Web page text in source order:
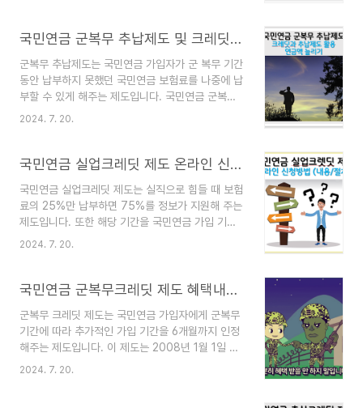
자도 포함됩니다.국민연..
기준) 1인 가구: 2,228,445원2인 가구:
5,729,913원5인 가구: 6,695,735원6인 가구:
7,618,369원 연도별 기준중위소득표기준 중위소
득은 보건복지부장관이 고시하는 국민 가구소득의
중윗값입니다. 복지 정책의 기준으로 활용되며, 매
국민연금 군복무 추납제도 및 크레딧과 추납제도 활용 연금액 2배 늘리기
군복무 추납제도는 국민연금 가입자가 군 복무 기간
동안 납부하지 못했던 국민연금 보험료를 나중에 납
부할 수 있게 해주는 제도입니다. 국민연금 군복무
크레딧제도와 함께 이용하면 국민연금액을 2배로
액을 약 2배 증가시킬 수 있습니다. 이는 노후 준비
국민연금 군복무 추납 신청국민연금 군복무 추납
신청 방법은 다음과 같습니다. 국민연금 군복무 추
납신청 온라인 신청 국민연금공단 홈페이지 홈페이
지 > 개인 > 신고/신청 > 추납보험료 납부 신청 >
추납..
2024. 7. 20.
국민연금 실업크레딧 제도 온라인 신청방법 및 내용, 절차
국민연금 실업크레딧 제도는 실직으로 힘들 때 보험
료의 25%만 납부하면 75%를 정보가 지원해 주는
제도입니다. 또한 해당 기간을 국민연금 가입 기간
으로 인정해주는 제도입니다. 18세 이상 60세 미
보장을 강화하기 위해 2016년 8월부터 시행되고
금 실업크레딧 제도는 실업 기간 동안 국민연금 보
험료 납부가 어려운 사람들을 지원하기 위해 마련된
제도입니다. 이 제도의 주요 특징을 알려드립니
다. 국민연금 실업크레딧 제도 온라인 신청하기 목
2024. 7. 20.
국민연금 군복무크레딧 제도 혜택내용, 신청방법
군복무 크레딧 제도는 국민연금 가입자에게 군복무
기간에 따라 추가적인 가입 기간을 6개월까지 인정
해주는 제도입니다. 이 제도는 2008년 1월 1일 이
후 군에 입대하여 6개월 이상의 병역 의무를 이행한
2024. 7. 20.